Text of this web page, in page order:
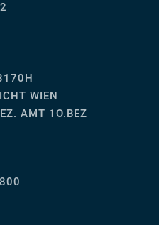
WIEN
AMT 1O.BEZ